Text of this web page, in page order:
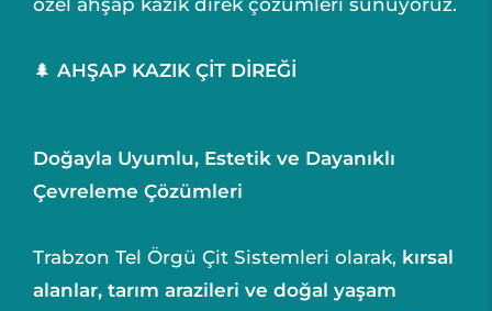
özel ahşap kazık direk çözümleri sunuyoruz.
🌲 AHŞAP KAZIK ÇİT DİREĞİ
Doğayla Uyumlu, Estetik ve Dayanıklı
Çevreleme Çözümleri
Trabzon Tel Örgü Çit Sistemleri olarak, kırsal
alanlar, tarım arazileri ve doğal yaşam